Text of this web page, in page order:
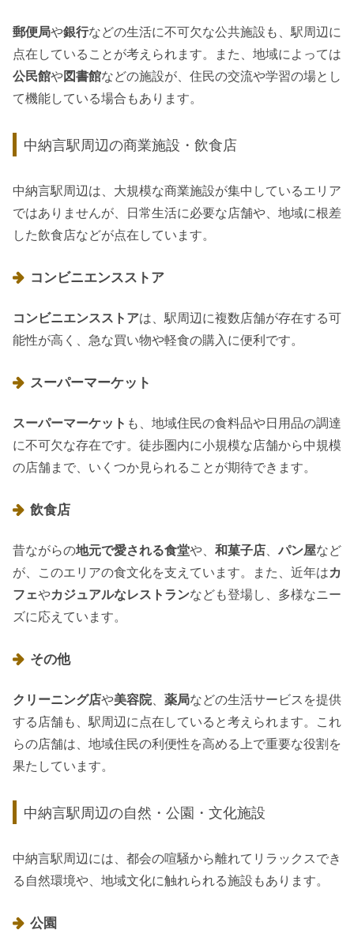
郵便局や銀行などの生活に不可欠な公共施設も、駅周辺に
点在していることが考えられます。また、地域によっては
公民館や図書館などの施設が、住民の交流や学習の場とし
て機能している場合もあります。
中納言駅周辺の商業施設・飲食店
中納言駅周辺は、大規模な商業施設が集中しているエリア
ではありませんが、日常生活に必要な店舗や、地域に根差
した飲食店などが点在しています。
コンビニエンスストア
コンビニエンスストアは、駅周辺に複数店舗が存在する可
能性が高く、急な買い物や軽食の購入に便利です。
スーパーマーケット
スーパーマーケット も、地域住民の食料品や日用品の調達
に不可欠な存在です。徒歩圏内に小規模な店舗から中規模
の店舗まで、いくつか見られることが期待できます。
飲食店
昔ながらの地元で愛される食堂や、 和菓子店 パン屋など
が、このエリアの食文化を支えています。また、近年はカ
フェやカジュアルなレストランなども登場し、多様なニー
ズに応えています。
その他
クリーニング店や美容院、 薬局などの生活サービスを提供
する店舗も、駅周辺に点在していると考えられます。これ
らの店舗は、地域住民の利便性を高める上で重要な役割を
果たしています。
中納言駅周辺の自然・公園・文化施設
中納言駅周辺には、都会の喧騒から離れてリラックスでき
る自然環境や、地域文化に触れられる施設もあります。
公園